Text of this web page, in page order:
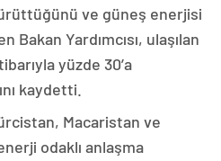
ve güneş enerjisi
Bakan Yardımcısı, ulaşılan
yüzde 30’a
kaydetti.
Macaristan ve
odaklı anlaşma